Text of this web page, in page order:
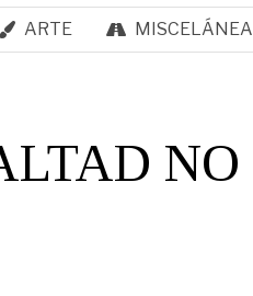
ARTE MISCELÁNEA
NO